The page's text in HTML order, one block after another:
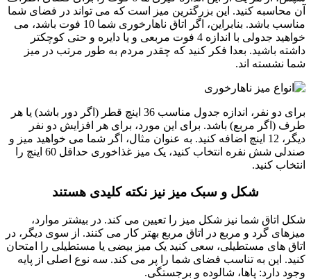
آن محاسبه کنید. این بزرگترین میز است که می تواند در فضای شما
مناسب باشد.
بنابراین، اگر اتاق ناهارخوری شما 10 فوت باشد، می
خواهید جدولی با اندازه 4 فوت مربعی و یا دایره و حتی کوچکتر
داشته باشید. بعدا فکر کنید که چقدر مردم به طور مرتب در میز
شما نشسته اند.
برای دو نفر، اندازه جدول مناسب 36 اینچ قطر (اگر دور باشد) یا هر
طرف (اگر مربع) باشد. برای این مورد، برای هر افزایش دو نفر
دیگر، 12 اینچ اضافه کنید. به عنوان مثال، اگر شما می خواهید میز و
صندلی شش نفره انتخاب کنید، یک میز غذاخوری حداقل 60 اینچ را
انتخاب کنید.
شکل و سبک میز نیز نکته کلیدی هستند
شکل اتاق شما نیز شکل میز را تعیین می کند. در بیشتر موارد،
میزهای گرد و مربع در اتاق مربع بهتر کار می کنند. از سوی دیگر، در
اتاق های مستطیلی، سعی کنید یک میز بیضی یا مستطیلی را امتحان
کنید. این به تناسب فضای شما را پر می کند. سه نوع اصلی از پایه
وجود دارد: پاها، شالوده و برجستگی.